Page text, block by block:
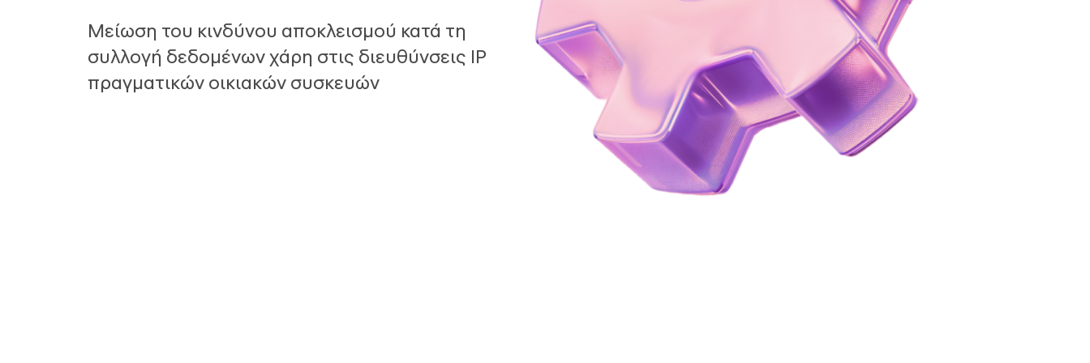
Μείωση του κινδύνου αποκλεισμού κατά τη
συλλογή δεδομένων χάρη στις διευθύνσεις IP
πραγματικών οικιακών συσκευών